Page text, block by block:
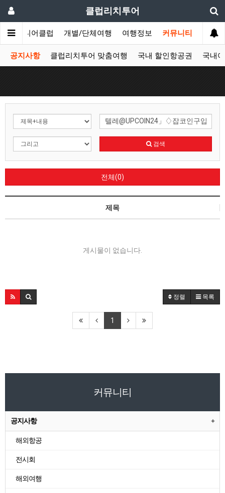
클럽리치투어
시니어클럽 개별/단체여행 여행정보 커뮤니티
공지사항 클럽리치투어 맞춤여행 국내 할인항공권 국내
검색
전체(0)
제목
게시물이 없습니다.
정렬 목록
1
커뮤니티
공지사항
해외항공
전시회
해외여행